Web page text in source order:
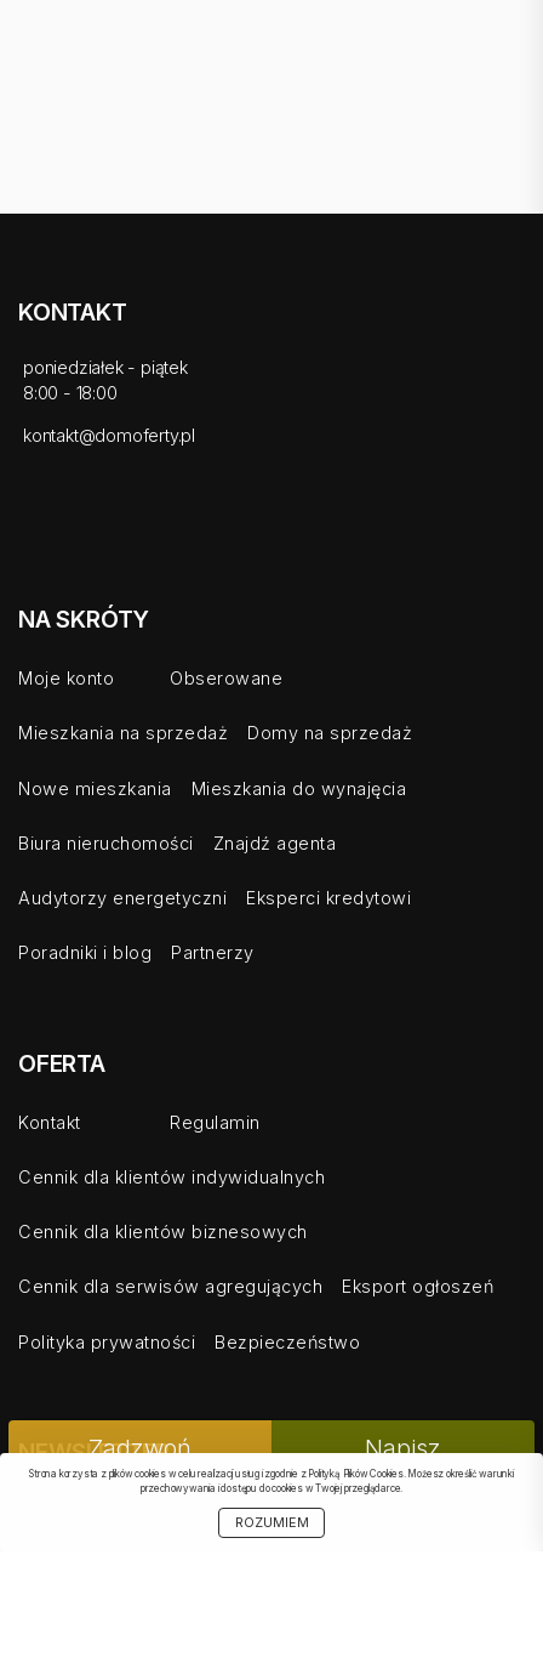
Zadzwoń Napisz
KONTAKT
poniedziałek - piątek
8:00 - 18:00
kontakt@domoferty.pl
NA SKRÓTY
Moje konto Obserowane
Mieszkania na sprzedaż Domy na sprzedaż
Nowe mieszkania Mieszkania do wynajęcia
Biura nieruchomości Znajdź agenta
Audytorzy energetyczni Eksperci kredytowi
Poradniki i blog Partnerzy
OFERTA
Kontakt Regulamin
Cennik dla klientów indywidualnych
Cennik dla klientów biznesowych
Cennik dla serwisów agregujących Eksport ogłoszeń
Polityka prywatności Bezpieczeństwo
NEWSLETTER
Strona korzysta z plików cookies w celu realizacji usług i zgodnie z Polityką Plików Cookies. Możesz określić warunki
przechowywania i dostępu do cookies w Twojej przeglądarce.
ROZUMIEM
PODOBNE